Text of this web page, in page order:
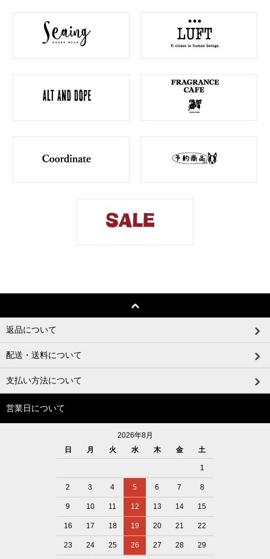
返品について
配送・送料について
支払い方法について
営業日について
2026年8月
日
月 火 水 木 金 土
1
2 3 4 5 6 7 8
9 10 11 12 13 14 15
16 17 18 19 20 21 22
23 24 25 26 27 28 29